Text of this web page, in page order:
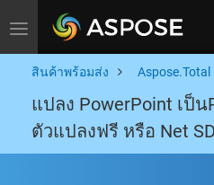
Toggle navigation
สินค้าพร้อมส่ง Aspose.Total
แปลง PowerPoint เป็น
ตัวแปลงฟรี หรือ Net